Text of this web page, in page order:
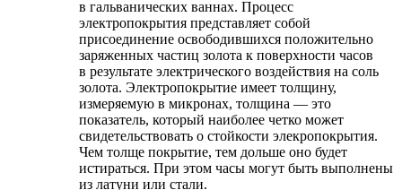
в гальванических ваннах. Процесс
электропокрытия представляет собой
присоединение освободившихся положительно
заряженных частиц золота к поверхности часов
в результате электрического воздействия на соль
золота. Электропокрытие имеет толщину,
измеряемую в микронах, толщина — это
показатель, который наиболее четко может
свидетельствовать о стойкости элекропокрытия.
Чем толще покрытие, тем дольше оно будет
истираться. При этом часы могут быть выполнены
из латуни или стали.